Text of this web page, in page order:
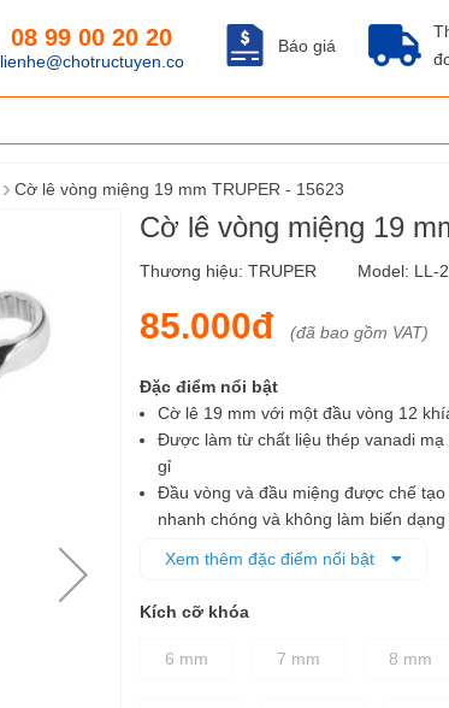
Báo giá
08 99 00 20 20
lienhe@chotructuyen.co
› Cờ lê vòng miệng 19 mm TRUPER - 15623
Cờ lê vòng miệng 19
Thương hiệu: TRUPER Model: LL-
85.000đ (đã bao gồm VAT)
Đặc điểm nổi bật
Cờ lê 19 mm với một đầu vòng 12
Được làm từ chất liệu thép vanadi
gỉ
Đầu vòng và đầu miệng được chế
nhanh chóng và không làm biến dạng
Chuyên dùng để vặn chặt hoặc nới
Xem thêm đặc điểm nổi bật
Kích cỡ khóa
6 mm 7 mm 8 mm